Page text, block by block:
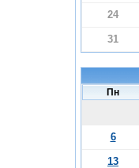
24
31
Пн
6
13